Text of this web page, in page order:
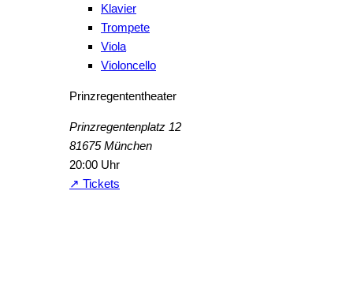
Klavier
Trompete
Viola
Violoncello
Prinzregententheater
Prinzregentenplatz 12
81675 München
20:00 Uhr
↗ Tickets